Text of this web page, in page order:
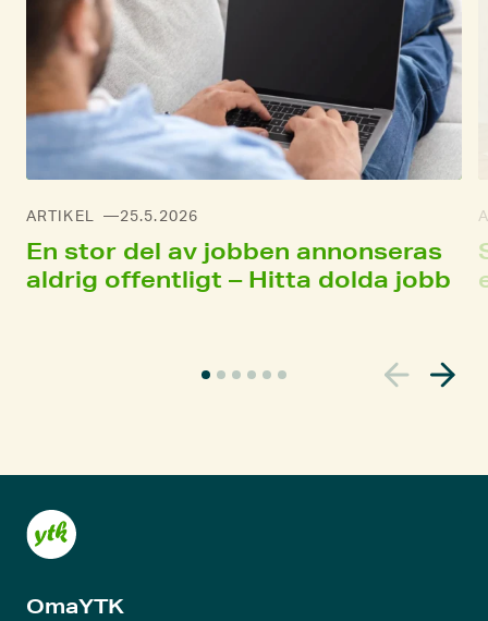
ARTIKEL 25.5.2026
En stor del av jobben annonseras
aldrig offentligt – Hitta dolda jobb
l
s
jOmaYTK